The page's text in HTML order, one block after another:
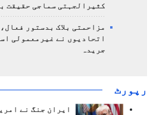
کثیرالجہتی سماجی حقیقت
مزاحمتی بلاک بدستور
اتحادیوں نے غیرمعمولی
جریدہ
رپورٹ
ایران جنگ نے